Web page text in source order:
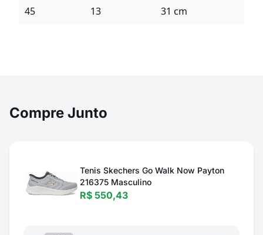
45 13 31 cm
Compre Junto
Tenis Skechers Go Walk Now Payton
216375 Masculino
R$ 550,43